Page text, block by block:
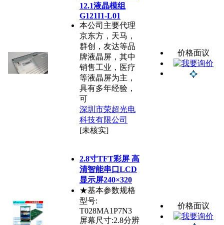
12.1液晶模组
G121I1-L01
本公司主要代理
京东方，天马，
群创，友达等品
牌液晶屏，其中
销售工业，医疗
等液晶屏为主，
具有多年经验，
可
深圳市荣超光电
科技有限公司
[未核实]
价格面议
2.8寸TFT彩屏 高
清智能串口LCD
显示屏240×320
★基本参数规格
型号:
T028MA1P7N3
屏幕尺寸:2.8分辨
价格面议